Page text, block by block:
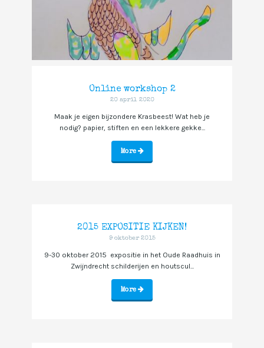
Online workshop 2
20 april 2020
Maak je eigen bijzondere Krasbeest! Wat heb je
nodig? papier, stiften en een lekkere gekke...
More
2015 EXPOSITIE KIJKEN!
9 oktober 2015
9-30 oktober 2015 expositie in het Oude Raadhuis in
Zwijndrecht schilderijen en houtscul...
More